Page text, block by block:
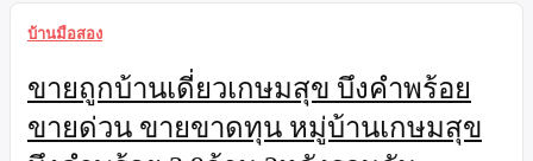
โด บ้านเดี่ยว ทาวน์เฮ้าส์ (นายหน้าขายบ้าน พนักงานขาย ฟรีแลน
ซ์ อสังหาริมทรัพย์ ฺBroker, Real Estate Eatate Agents)
บ้านมือสอง
ขายถูกบ้านเดี่ยวเกษมสุข บึงคำพร้อย
ขายด่วน ขายขาดทุน หมู่บ้านเกษมสุข